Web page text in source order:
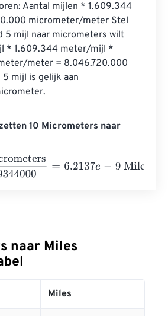
Aantal mijlen * 1.609.344
micrometer/meter Stel
5 mijl naar micrometers wilt
* 1.609.344 meter/mijl *
meter = 8.046.720.000
mijl is gelijk aan
10 Micrometers naar
1609344000= 6.2137 e- 9 Miles
naar Miles
Miles